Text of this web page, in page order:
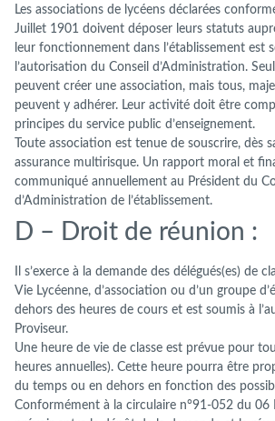
Les associations de lycéens déclarées
Juillet 1901 doivent déposer leurs statuts
leur fonctionnement dans l’établissement est
l’autorisation du Conseil d’Administration.
peuvent créer une association, mais tous,
peuvent y adhérer. Leur activité doit être
principes du service public d’enseignement.
Toute association est tenue de souscrire, dès
assurance multirisque. Un rapport moral et
communiqué annuellement au Président du
d’Administration de l’établissement.
D – Droit de réunion :
Il s’exerce à la demande des délégués(es) de
Vie Lycéenne, d’association ou d’un groupe
dehors des heures de cours et est soumis à
Proviseur.
Une heure de vie de classe est prévue pour
heures annuelles). Cette heure pourra être
du temps ou en dehors en fonction des
Conformément à la circulaire n°91-052 du 06